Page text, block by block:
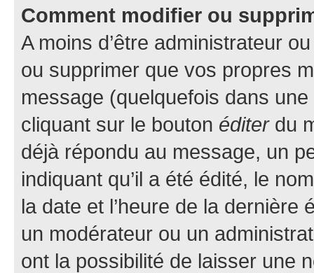
Comment modifier ou
A moins d’être administrateur
ou supprimer que vos propres
message (quelquefois dans
cliquant sur le bouton éditerdu
déjà répondu au message, un
indiquant qu’il a été édité, le
la date et l’heure de la dernière
un modérateur ou un
ont la possibilité de laisser une